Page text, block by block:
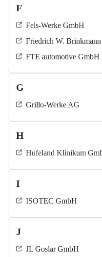
F
Fels-Werke GmbH
Friedrich W.
FTE automotive GmbH
G
Grillo-Werke AG
H
Hufeland Klinikum
I
ISOTEC GmbH
J
JL Goslar GmbH